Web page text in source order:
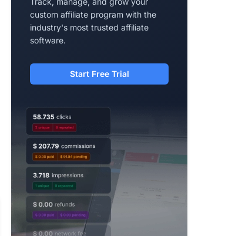
custom affiliate program with the
industry's most trusted affiliate
software.
Start Free Trial